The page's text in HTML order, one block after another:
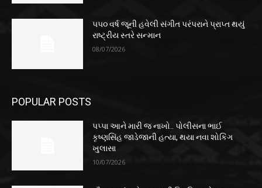
૫૫૦ વર્ષ જૂની હવેલી સંગીત પરંપરાને પ્રાપ્ત થયું
રાષ્ટ્રીય સ્તરે સન્માન
08/07/2026
POPULAR POSTS
પપ્પા આને મારી જ નાખો.. પોલીસના ભાઈ
કૃષ્ણસિંહ જાડેજાની હત્યા, થયા નવા શોકિંગ
ખુલાસા
10/07/2026